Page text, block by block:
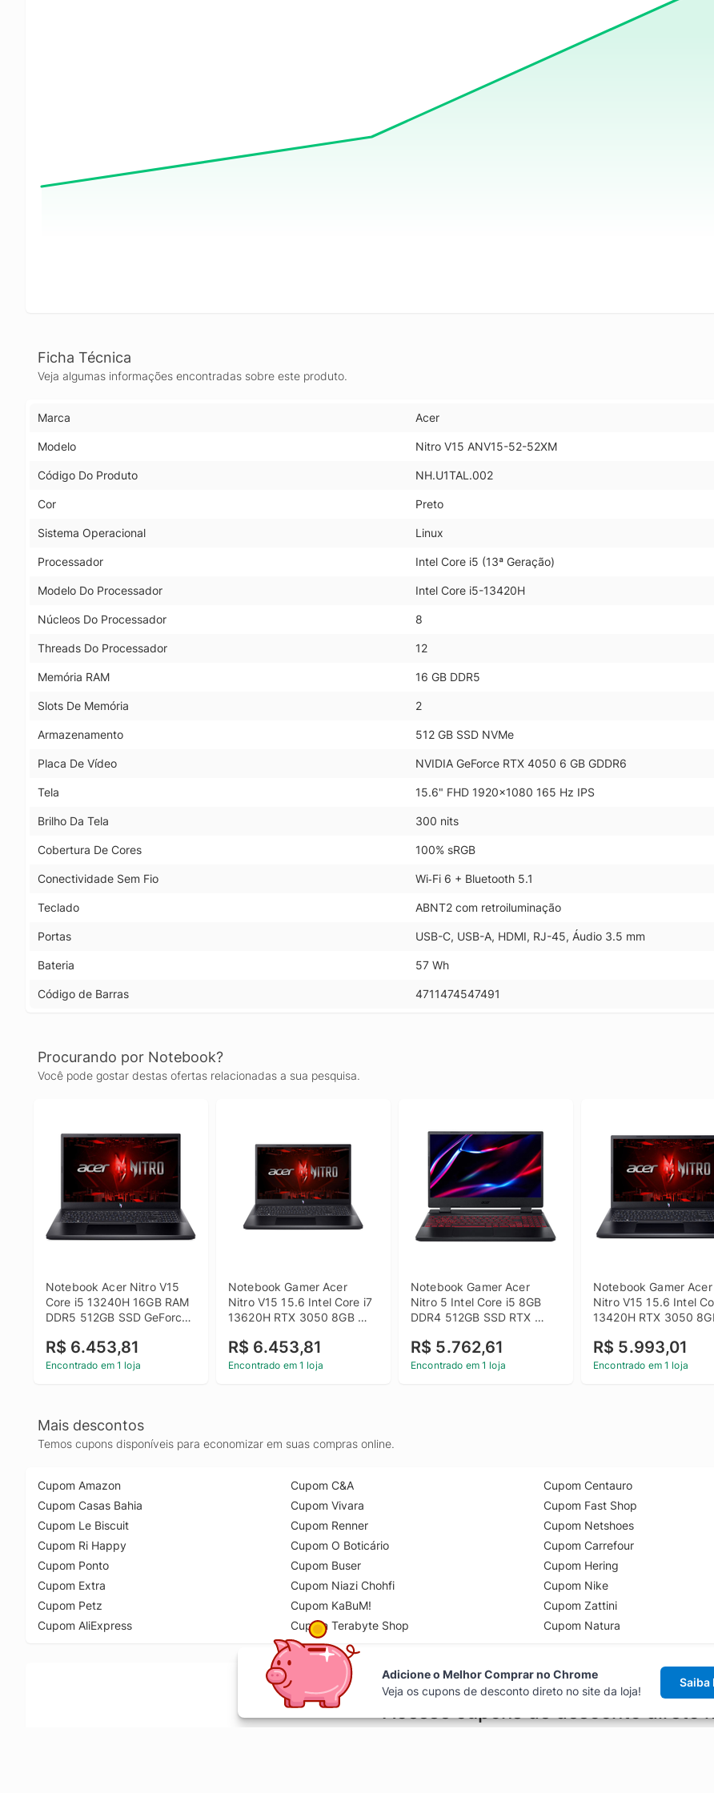
Ficha Técnica
Veja algumas informações encontradas sobre este produto.
Marca Acer
Modelo Nitro V15 ANV15-52-52XM
Código Do Produto NH.U1TAL.002
Cor Preto
Sistema Operacional Linux
Processador Intel Core i5 (13ª Geração)
Modelo Do Processador Intel Core i5-13420H
Núcleos Do Processador 8
Threads Do Processador 12
Memória RAM 16 GB DDR5
Slots De Memória 2
Armazenamento 512 GB SSD NVMe
Placa De Vídeo NVIDIA GeForce RTX 4050 6 GB GDDR6
Tela 15.6" FHD 1920x1080 165 Hz IPS
Brilho Da Tela 300 nits
Cobertura De Cores 100% sRGB
Conectividade Sem Fio Wi‑Fi 6 + Bluetooth 5.1
Teclado ABNT2 com retroiluminação
Portas USB-C, USB-A, HDMI, RJ-45, Áudio 3.5 mm
Bateria 57 Wh
Código de Barras 4711474547491
Procurando por Notebook?
Você pode gostar destas ofertas relacionadas a sua pesquisa.
Notebook Acer Nitro V15
Core i5 13240H 16GB RAM
DDR5 512GB SSD GeForce
Linux - Preto
R$ 6.453,81
Encontrado em 1 loja
Notebook Gamer Acer
Nitro V15 15.6 Intel Core i7
13620H RTX 3050 8GB
R$ 6.453,81
Encontrado em 1 loja
Notebook Gamer Acer
Nitro 5 Intel Core i5 8GB
DDR4 512GB SSD RTX
Preto
R$ 5.762,61
Encontrado em 1 loja
Notebook Gamer Acer
Nitro V15 15.6 Intel
13420H RTX 3050
Home
R$ 5.993,01
Encontrado em 1 loja
Mais descontos
Temos cupons disponíveis para economizar em suas compras online.
Cupom Amazon
Cupom Casas Bahia
Cupom Le Biscuit
Cupom Ri Happy
Cupom Ponto
Cupom Extra
Cupom Petz
Cupom AliExpress
Cupom C&A
Cupom Vivara
Cupom Renner
Cupom O Boticário
Cupom Buser
Cupom Niazi Chohfi
Cupom KaBuM!
Cupom Terabyte Shop
Cupom Centauro
Cupom Fast Shop
Cupom Netshoes
Cupom Carrefour
Cupom Hering
Cupom Nike
Cupom Zattini
Cupom Natura
Acesse cupons de desconto direto
Adicione o Melhor Comprar no Chrome
Veja os cupons de desconto direto no site da loja!
Saiba